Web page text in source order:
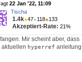
22 Jan '22, 11:09
Tischa
1.4k●47●118●133
Akzeptiert-Rate: 21%
Mir scheint aber, dass
aktuellen hyperref anleitung